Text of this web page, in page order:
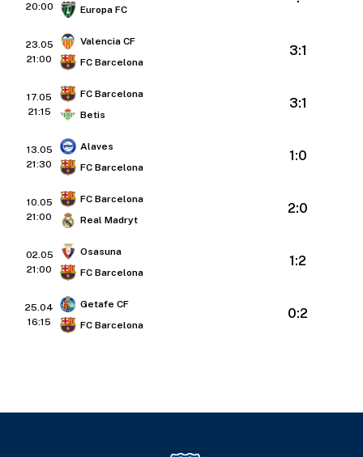
20:00
Europa FC
23.05
21:00
Valencia CF
FC Barcelona
3:1
17.05
21:15
FC Barcelona
Betis
3:1
13.05
21:30
Alaves
FC Barcelona
1:0
10.05
21:00
FC Barcelona
Real Madryt
2:0
02.05
21:00
Osasuna
FC Barcelona
1:2
25.04
16:15
Getafe CF
FC Barcelona
0:2